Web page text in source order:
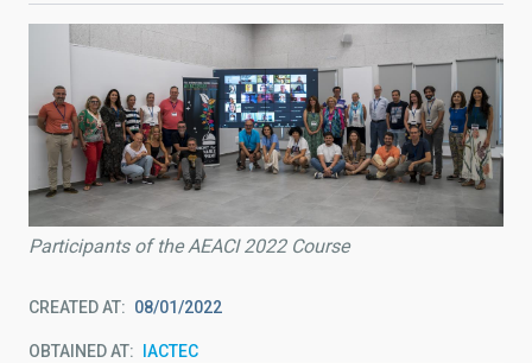
Participants of the AEACI 2022 Course
CREATED AT 08/01/2022
OBTAINED AT IACTEC